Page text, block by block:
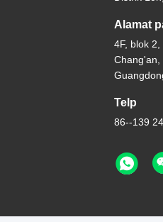
Alamat
4F, blok
Chang'an,
Telp
86--139